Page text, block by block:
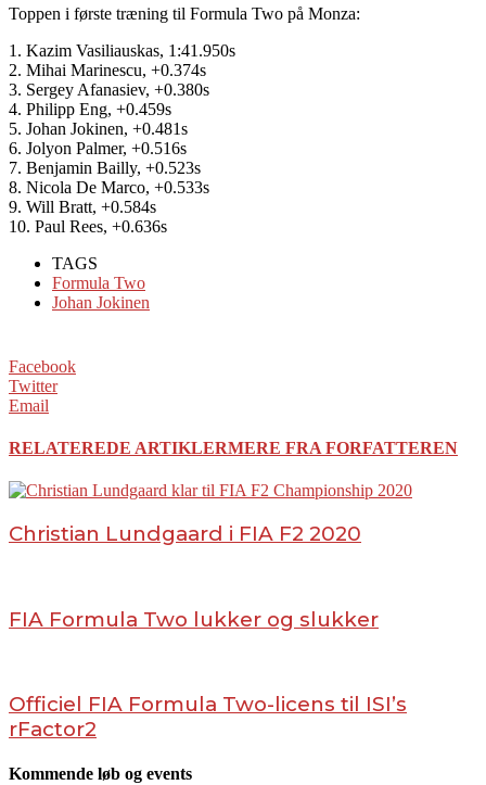
Toppen i første træning til Formula Two på Monza:
1. Kazim Vasiliauskas, 1:41.950s
2. Mihai Marinescu, +0.374s
3. Sergey Afanasiev, +0.380s
4. Philipp Eng, +0.459s
5. Johan Jokinen, +0.481s
6. Jolyon Palmer, +0.516s
7. Benjamin Bailly, +0.523s
8. Nicola De Marco, +0.533s
9. Will Bratt, +0.584s
10. Paul Rees, +0.636s
TAGS
Formula Two
Johan Jokinen
Facebook
Twitter
Email
RELATEREDE ARTIKLERMERE FRA FORFATTEREN
Christian Lundgaard i FIA F2 2020
FIA Formula Two lukker og slukker
Officiel FIA Formula Two-licens til ISI’s
rFactor2
Kommende løb og events